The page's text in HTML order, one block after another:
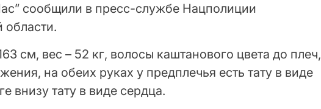
сообщили в пресс-службе Нацполиции
области.
см, вес – 52 кг, волосы каштанового цвета до плеч,
на обеих руках у предплечья есть тату в виде
внизу тату в виде сердца.